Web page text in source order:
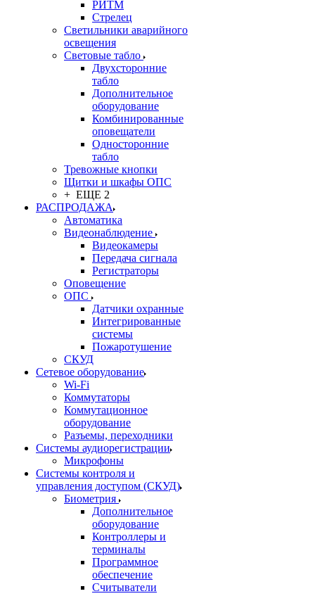
РИТМ
Стрелец
Светильники аварийного
освещения
Световые табло
Двухсторонние
табло
Дополнительное
оборудование
Комбинированные
оповещатели
Односторонние
табло
Тревожные кнопки
Щитки и шкафы ОПС
+ ЕЩЕ 2
РАСПРОДАЖА
Автоматика
Видеонаблюдение
Видеокамеры
Передача сигнала
Регистраторы
Оповещение
ОПС
Датчики охранные
Интегрированные
системы
Пожаротушение
СКУД
Сетевое оборудование
Wi-Fi
Коммутаторы
Коммутационное
оборудование
Разъемы, переходники
Системы аудиорегистрации
Микрофоны
Системы контроля и
управления доступом (СКУД)
Биометрия
Дополнительное
оборудование
Контроллеры и
терминалы
Программное
обеспечение
Считыватели